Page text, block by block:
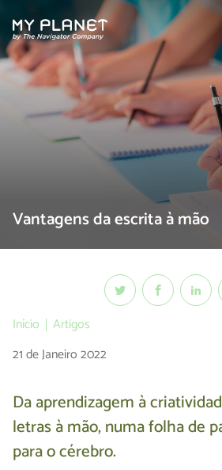
Search:
Vantagens da escrita à mão
Início
Artigos
21 de Janeiro 2022
Da aprendizagem à
letras à mão, numa folha de
para o cérebro.